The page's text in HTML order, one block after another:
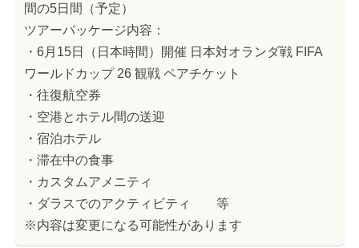
間の5日間（予定）
ツアーパッケージ内容：
・6月15日（日本時間）開催 日本対オランダ戦 FIFA
ワールドカップ 26 観戦 ペアチケット
・往復航空券
・空港とホテル間の送迎
・宿泊ホテル
・滞在中の食事
・カスタムアメニティ
・ダラスでのアクティビティ 等
※内容は変更になる可能性があります